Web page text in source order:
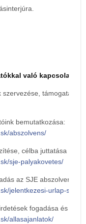
való
szervezése, támogatása
bemutatkozása:
abszolvens/
célba juttatása és
sje-palyakovetes/
az SJE abszolvensei
jelentkezesi-urlap-sje-
fogadása és
allasajanlatok/